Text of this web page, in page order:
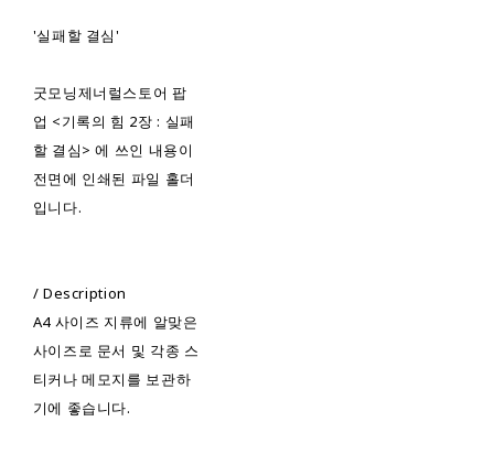
'실패할 결심'
굿모닝제너럴스토어 팝
업 <기록의 힘 2장 : 실패
할 결심> 에 쓰인 내용이
전면에 인쇄된 파일 홀더
입니다.
/ Description
A4 사이즈 지류에 알맞은
사이즈로 문서 및 각종 스
티커나 메모지를 보관하
기에 좋습니다.